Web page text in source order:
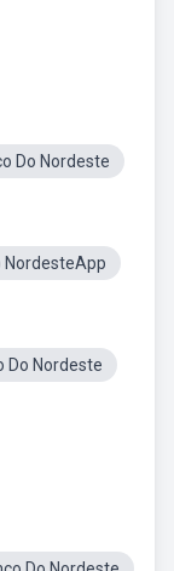
Do Nordeste
NordesteApp
Do Nordeste